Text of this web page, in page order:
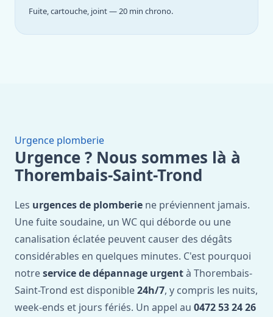
Fuite, cartouche, joint — 20 min chrono.
Urgence plomberie
Urgence ? Nous sommes là à
Thorembais-Saint-Trond
Les urgences de plomberie ne préviennent jamais.
Une fuite soudaine, un WC qui déborde ou une
canalisation éclatée peuvent causer des dégâts
considérables en quelques minutes. C'est pourquoi
notreservice de dépannage urgentà Thorembais-
Saint-Trond est disponible24h/7, y compris les nuits,
week-ends et jours fériés. Un appel au 0472 53 24 26